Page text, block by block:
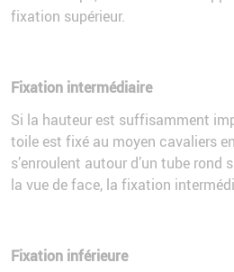
fixation supérieur.
Fixation intermédiaire
Si la hauteur est suffisamment
toile est fixé au moyen cavaliers
s’enroulent autour d’un tube rond
la vue de face, la fixation
Fixation inférieure